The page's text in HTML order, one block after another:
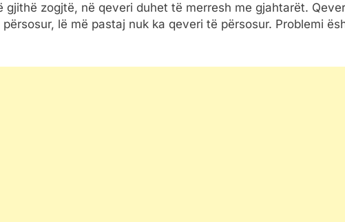
zogjtë, në qeveri duhet të merresh me gjahtarët.
lë më pastaj nuk ka qeveri të përsosur. Problemi